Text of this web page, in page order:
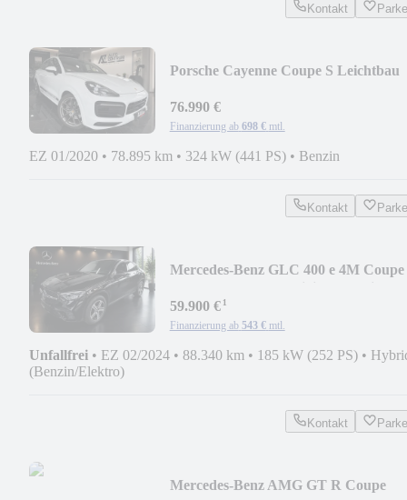
Kontakt
Porsche Cayenne Coupe S Leichtbau
76.990 €
Finanzierung ab 698 € mtl.
EZ 01/2020 • 78.895 km • 324 kW (441 PS) • Benzin
Kontakt
Mercedes-Benz GLC 400 e 4M Coupe
59.900 €¹
Finanzierung ab 543 € mtl.
Unfallfrei • EZ 02/2024 • 88.340 km • 185 kW (252 PS) •
(Benzin/Elektro)
Kontakt
Mercedes-Benz AMG GT R Coupe